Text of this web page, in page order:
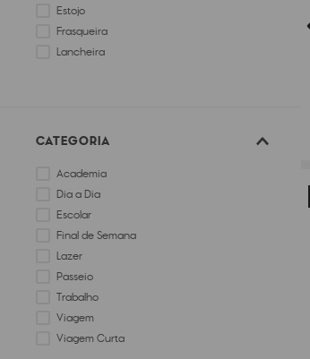
Estojo
Frasqueira
Lancheira
CATEGORIA
Academia
Dia a Dia
Escolar
Final de Semana
Lazer
Passeio
Trabalho
Viagem
Viagem Curta